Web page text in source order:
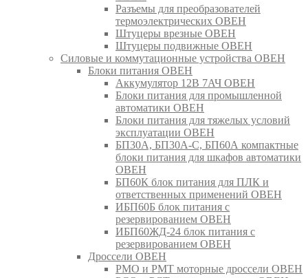
Разъемы для преобразователей
термоэлектрических ОВЕН
Штуцеры врезные ОВЕН
Штуцеры подвижные ОВЕН
Силовые и коммутационные устройства ОВЕН
Блоки питания ОВЕН
Аккумулятор 12В 7АЧ ОВЕН
Блоки питания для промышленной
автоматики ОВЕН
Блоки питания для тяжелых условий
эксплуатации ОВЕН
БП30А, БП30А-С, БП60А компактные
блоки питания для шкафов автоматики
ОВЕН
БП60К блок питания для ПЛК и
ответственных применений ОВЕН
ИБП60Б блок питания с
резервированием ОВЕН
ИБП60ЖД-24 блок питания с
резервированием ОВЕН
Дроссели ОВЕН
РМО и РМТ моторные дроссели ОВЕН